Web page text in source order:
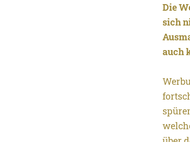
Die
sich
auch